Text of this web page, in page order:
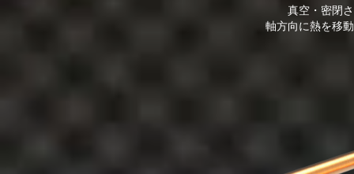
真空・密閉
軸方向に熱を移